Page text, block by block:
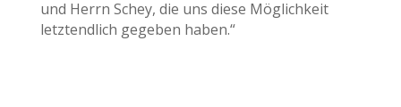
und Herrn Schey, die uns diese Möglichkeit
letztendlich gegeben haben.“